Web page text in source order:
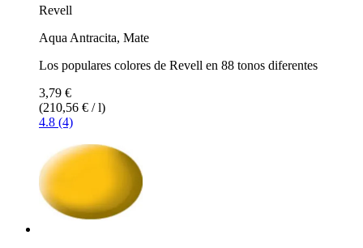
Revell
Aqua Antracita, Mate
Los populares colores de Revell en 88 tonos diferentes
3,79 €
(210,56 € / l)
4.8 (4)